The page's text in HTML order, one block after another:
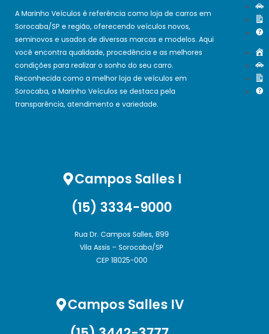
A Marinho Veículos é referência como loja de carros em
Sorocaba/SP e região, oferecendo veículos novos,
seminovos e usados de diversas marcas e modelos. Aqui
você encontra qualidade, procedência e as melhores
condições para realizar o sonho do seu carro.
Reconhecida como a melhor loja de veículos em
Sorocaba, a Marinho Veículos se destaca pela
transparência, atendimento e variedade.
Campos Salles I
(15) 3334-9000
Rua Dr. Campos Salles, 899
Vila Assis – Sorocaba/SP
CEP 18025-000
Campos Salles IV